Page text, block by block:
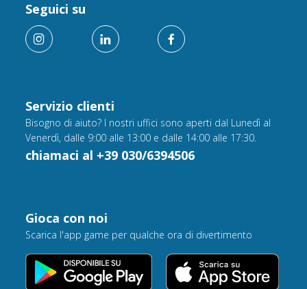
Servizio clienti
Bisogno di aiuto? I nostri uffici sono aperti dal Lunedì al
Venerdì, dalle 9:00 alle 13:00 e dalle 14:00 alle 17:30.
chiamaci al +39 030/6394506
Seguici su
Gioca con noi
Scarica l'app game per qualche ora di divertimento